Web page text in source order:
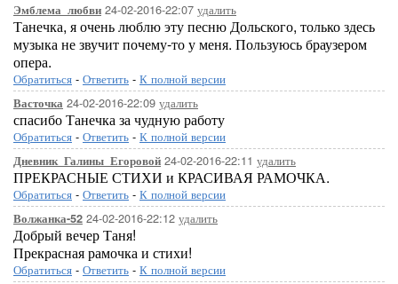
Эмблема_любви 24-02-2016-22:07 удалить
Танечка, я очень люблю эту песню Дольского, только здесь
музыка не звучит почему-то у меня. Пользуюсь браузером
опера.
Обратиться - Ответить - К полной версии
Васточка 24-02-2016-22:09 удалить
спасибо Танечка за чудную работу
Обратиться - Ответить - К полной версии
Дневник_Галины_Егоровой 24-02-2016-22:11 удалить
ПРЕКРАСНЫЕ СТИХИ и КРАСИВАЯ РАМОЧКА.
Обратиться - Ответить - К полной версии
Волжанка-52 24-02-2016-22:12 удалить
Добрый вечер Таня!
Прекрасная рамочка и стихи!
Обратиться - Ответить - К полной версии